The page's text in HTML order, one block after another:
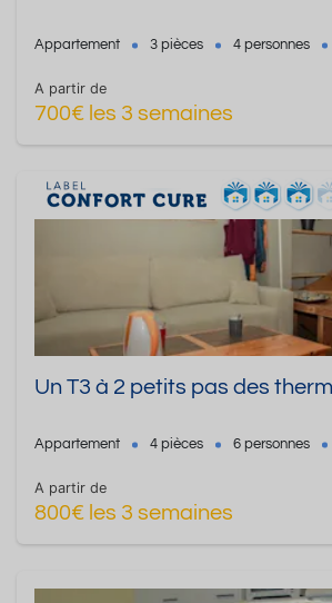
Appartement 3 pièces 4 personnes
A partir de
700€ les 3 semaines
Un T3 à 2 petits pas des
Appartement 4 pièces 6 personnes
A partir de
800€ les 3 semaines